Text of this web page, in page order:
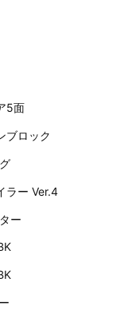
5面
ブロック
ラー Ver.4
ー